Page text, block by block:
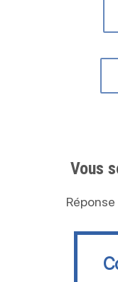
Vous
Contactez